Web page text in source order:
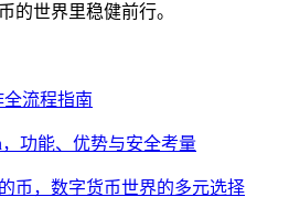
的世界里稳健前行。
流程指南
功能、优势与安全考量
币，数字货币世界的多元选择